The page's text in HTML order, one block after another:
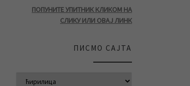
ПОПУНИТЕ УПИТНИК КЛИКОМ НА
СЛИКУ ИЛИ ОВАЈ ЛИНК
ПИСМО САЈТА